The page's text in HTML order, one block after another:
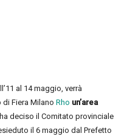
al 14 maggio, verrà
Fiera Milano Rho un’area
deciso il Comitato provinciale
il 6 maggio dal Prefetto